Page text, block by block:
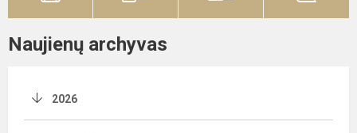
Naujienų archyvas
2026